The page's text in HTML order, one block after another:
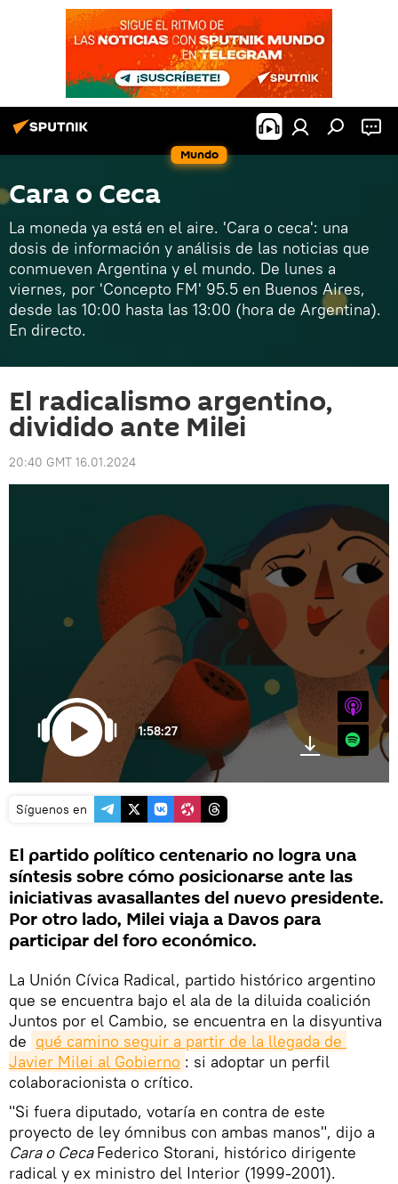
Mundo
Cara o Ceca
La moneda ya está en el aire. 'Cara o ceca': una
dosis de información y análisis de las noticias que
conmueven Argentina y el mundo. De lunes a
viernes, por 'Concepto FM' 95.5 en Buenos Aires,
desde las 10:00 hasta las 13:00 (hora de Argentina).
En directo.
El radicalismo argentino,
dividido ante Milei
20:40 GMT 16.01.2024
1:58:27 Spotify
Síguenos en
El partido político centenario no logra una
síntesis sobre cómo posicionarse ante las
iniciativas avasallantes del nuevo presidente.
Por otro lado, Milei viaja a Davos para
participar del foro económico.
La Unión Cívica Radical, partido histórico argentino
que se encuentra bajo el ala de la diluida coalición
Juntos por el Cambio, se encuentra en la disyuntiva
de qué camino seguir a partir de la llegada de
Javier Milei al Gobierno : si adoptar un perfil
colaboracionista o crítico.
"Si fuera diputado, votaría en contra de este
proyecto de ley ómnibus con ambas manos", dijo a
Cara o CecaFederico Storani, histórico dirigente
radical y ex ministro del Interior (1999-2001).